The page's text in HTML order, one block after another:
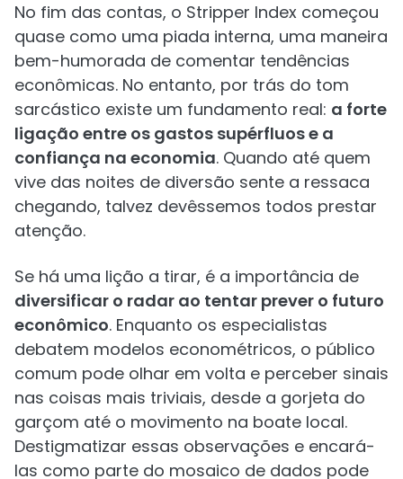
No fim das contas, o Stripper Index começou
quase como uma piada interna, uma maneira
bem-humorada de comentar tendências
econômicas. No entanto, por trás do tom
sarcástico existe um fundamento real: a forte
ligação entre os gastos supérfluos e a
confiança na economia. Quando até quem
vive das noites de diversão sente a ressaca
chegando, talvez devêssemos todos prestar
atenção.
Se há uma lição a tirar, é a importância de
diversificar o radar ao tentar prever o futuro
econômico. Enquanto os especialistas
debatem modelos econométricos, o público
comum pode olhar em volta e perceber sinais
nas coisas mais triviais, desde a gorjeta do
garçom até o movimento na boate local.
Destigmatizar essas observações e encará-
las como parte do mosaico de dados pode